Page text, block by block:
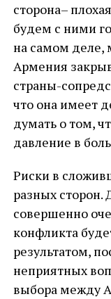
сторона–
будем с ними
на самом деле,
Армения
страны-
что она имеет
думать о том,
давление в
Риски в
разных сторон.
совершенно
конфликта
результатом,
неприятных
выбора между